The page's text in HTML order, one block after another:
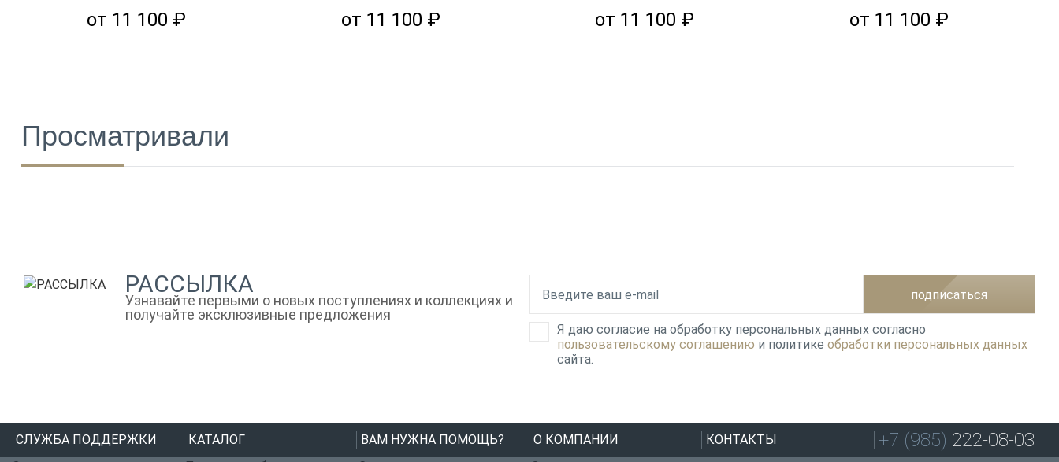
от 11 100 ₽ от 11 100 ₽ от 11 100 ₽ от 11 100 ₽
Просматривали
РАССЫЛКА
Узнавайте первыми о новых поступлениях и коллекциях и
получайте эксклюзивные предложения
подписаться
Я даю согласие на обработку персональных данных согласно
пользовательскому соглашению и политике обработки персональных данных
сайта.
СЛУЖБА ПОДДЕРЖКИ КАТАЛОГ ВАМ НУЖНА ПОМОЩЬ? О КОМПАНИИ КОНТАКТЫ +7 (985) 222-08-03